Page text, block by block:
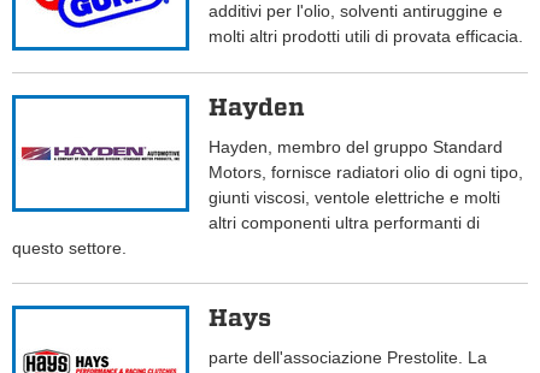
additivi per l'olio, solventi antiruggine e
molti altri prodotti utili di provata efficacia.
Hayden
Hayden, membro del gruppo Standard
Motors, fornisce radiatori olio di ogni tipo,
giunti viscosi, ventole elettriche e molti
altri componenti ultra performanti di
questo settore.
Hays
parte dell'associazione Prestolite. La